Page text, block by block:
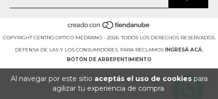
Al navegar por este sitio aceptás el uso de cookiespara
agilizar tu experiencia de compra.
COPYRIGHT CENTRO OPTICO MEDRANO - 2026. TODOS LOS DERECHOS RESERVADOS.
DEFENSA DE LAS Y LOS CONSUMIDORES. PARA RECLAMOS
INGRESÁ ACÁ.
BOTÓN DE ARREPENTIMIENTO